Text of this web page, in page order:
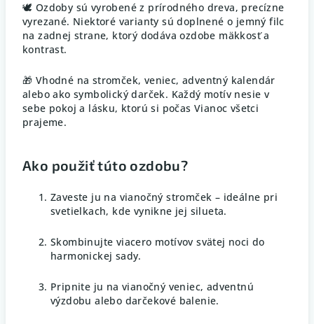
🕊️ Ozdoby sú vyrobené z prírodného dreva, precízne
vyrezané. Niektoré varianty sú doplnené o jemný filc
na zadnej strane, ktorý dodáva ozdobe mäkkosť a
kontrast.
🎁 Vhodné na stromček, veniec, adventný kalendár
alebo ako symbolický darček. Každý motív nesie v
sebe pokoj a lásku, ktorú si počas Vianoc všetci
prajeme.
Ako použiť túto ozdobu?
Zaveste ju na vianočný stromček – ideálne pri
svetielkach, kde vynikne jej silueta.
Skombinujte viacero motívov svätej noci do
harmonickej sady.
Pripnite ju na vianočný veniec, adventnú
výzdobu alebo darčekové balenie.